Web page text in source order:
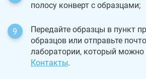
полосу конверт с образцами;
Передайте образцы в пункт
образцов или отправьте
лаборатории, который можно
Контакты.